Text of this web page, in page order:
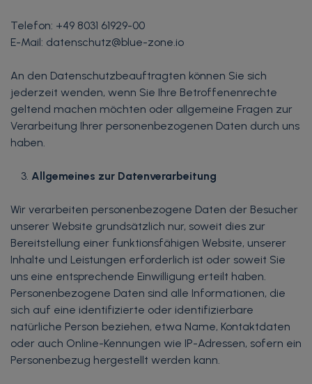
Telefon: +49 8031 61929-00
E-Mail: datenschutz@blue-zone.io
An den Datenschutzbeauftragten können Sie sich
jederzeit wenden, wenn Sie Ihre Betroffenenrechte
geltend machen möchten oder allgemeine Fragen zur
Verarbeitung Ihrer personenbezogenen Daten durch uns
haben.
Allgemeines zur Datenverarbeitung
Wir verarbeiten personenbezogene Daten der Besucher
unserer Website grundsätzlich nur, soweit dies zur
Bereitstellung einer funktionsfähigen Website, unserer
Inhalte und Leistungen erforderlich ist oder soweit Sie
uns eine entsprechende Einwilligung erteilt haben.
Personenbezogene Daten sind alle Informationen, die
sich auf eine identifizierte oder identifizierbare
natürliche Person beziehen, etwa Name, Kontaktdaten
oder auch Online-Kennungen wie IP-Adressen, sofern ein
Personenbezug hergestellt werden kann.